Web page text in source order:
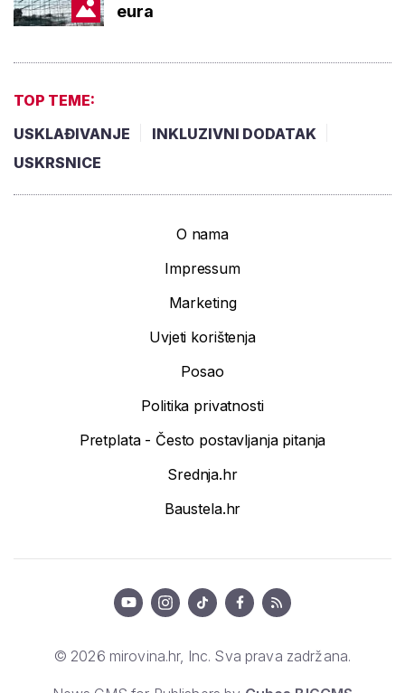
eura
TOP TEME:
USKLAĐIVANJE
INKLUZIVNI DODATAK
USKRSNICE
O nama
Impressum
Marketing
Uvjeti korištenja
Posao
Politika privatnosti
Pretplata - Često postavljanja pitanja
Srednja.hr
Baustela.hr
© 2026 mirovina.hr, Inc. Sva prava zadržana.